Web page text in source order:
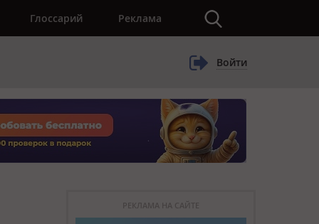
Глоссарий Реклама
Войти
РЕКЛАМА НА САЙТЕ